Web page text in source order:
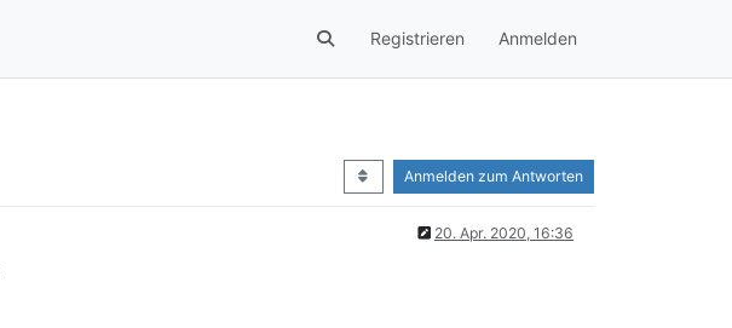
Registrieren Anmelden
Anmelden zum Antworten
20. Apr. 2020, 16:36